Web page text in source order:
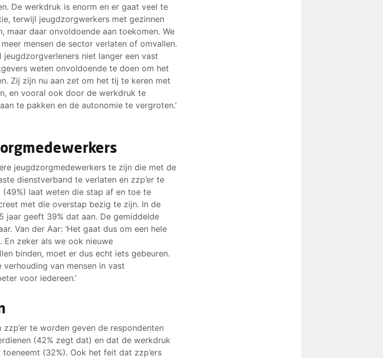
De werkdruk is enorm en er gaat veel te
terwijl jeugdzorgwerkers met gezinnen
maar daar onvoldoende aan toekomen. We
mensen de sector verlaten of omvallen.
niet langer een vast
weten onvoldoende te doen om het
Zij zijn nu aan zet om het tij te keren met
en vooral ook door de werkdruk te
te pakken en de autonomie te vergroten.’
jeugdzorgmedewerkers te zijn die met de
dienstverband te verlaten en zzp’er te
laat weten die stap af en toe te
met die overstap bezig te zijn. In de
geeft 39% dat aan. De gemiddelde
Van der Aar: ‘Het gaat dus om een hele
zeker als we ook nieuwe
binden, moet er dus echt iets gebeuren.
van mensen in vast
voor iedereen.’
te worden geven de respondenten
(42% zegt dat) en dat de werkdruk
(32%). Ook het feit dat zzp’ers